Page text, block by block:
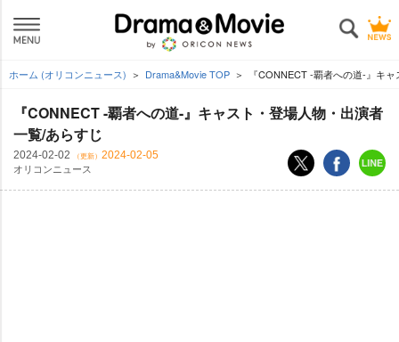
ホーム (オリコンニュース) Drama&Movie TOP 『CONNECT -覇者への道-』キ
『CONNECT -覇者への道-』キャスト・登場人物・出演者
一覧/あらすじ
2024-02-02 （更新） 2024-02-05
オリコンニュース